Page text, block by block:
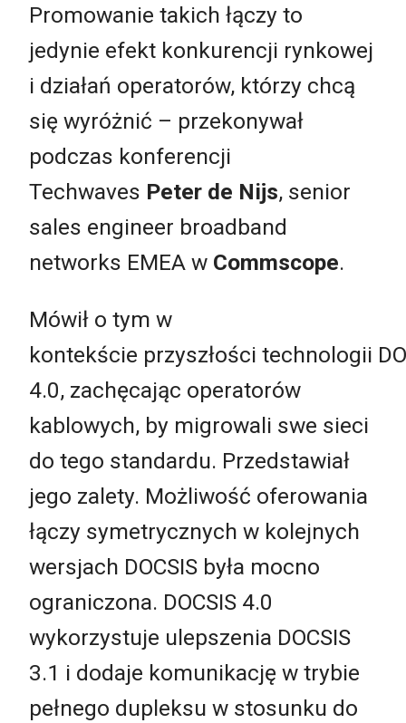
Promowanie takich łączy to
jedynie efekt konkurencji rynkowej
i działań operatorów, którzy chcą
się wyróżnić – przekonywał
podczas konferencji
Techwaves Peter de Nijs, senior
sales engineer broadband
networks EMEA w Commscope.
Mówił o tym w
kontekście przyszłości technologii
4.0, zachęcając operatorów
kablowych, by migrowali swe sieci
do tego standardu. Przedstawiał
jego zalety. Możliwość oferowania
łączy symetrycznych w kolejnych
wersjach DOCSIS była mocno
ograniczona. DOCSIS 4.0
wykorzystuje ulepszenia DOCSIS
3.1 i dodaje komunikację w trybie
pełnego dupleksu w stosunku do